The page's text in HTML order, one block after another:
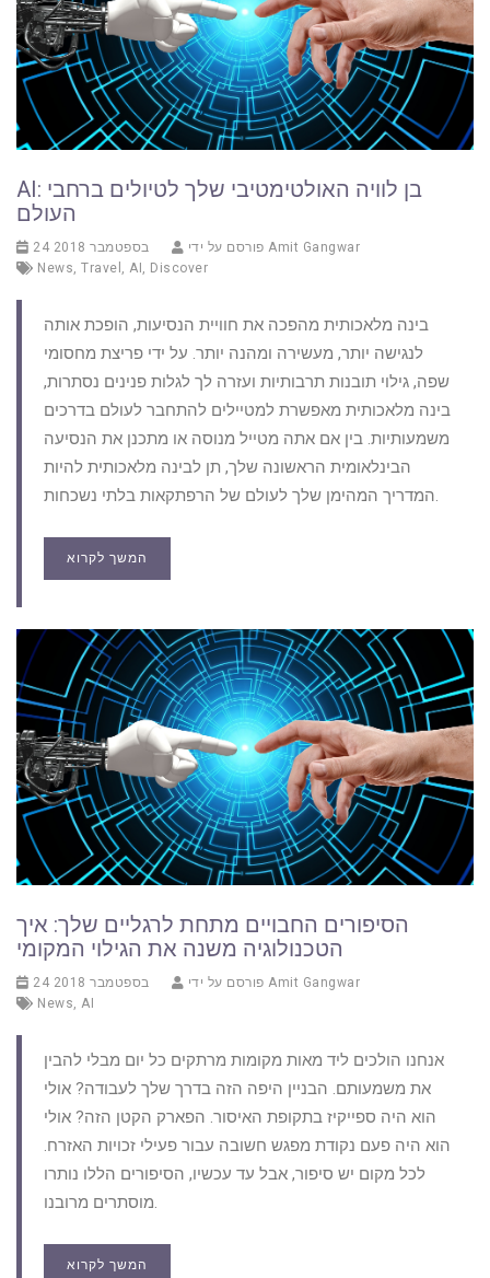
AI: בן לוויה האולטימטיבי שלך לטיולים ברחבי
העולם
24 בספטמבר 2018
Amit Gangwar
News Travel AI Discover
בינה מלאכותית מהפכה את חוויית הנסיעות, הופכת אותה
לנגישה יותר, מעשירה ומהנה יותר. על ידי פריצת מחסומי
שפה, גילוי תובנות תרבותיות ועזרה לך לגלות פנינים נסתרות,
בינה מלאכותית מאפשרת למטיילים להתחבר לעולם בדרכים
משמעותיות. בין אם אתה מטייל מנוסה או מתכנן את הנסיעה
הבינלאומית הראשונה שלך, תן לבינה מלאכותית להיות
המדריך המהימן שלך לעולם של הרפתקאות בלתי נשכחות.
המשך לקרוא
הסיפורים החבויים מתחת לרגליים שלך: איך
הטכנולוגיה משנה את הגילוי המקומי
24 בספטמבר 2018
Amit Gangwar
News, AI
אנחנו הולכים ליד מאות מקומות מרתקים כל יום מבלי להבין
את משמעותם. הבניין היפה הזה בדרך שלך לעבודה? אולי
הוא היה ספייקיז בתקופת האיסור. הפארק הקטן הזה? אולי
הוא היה פעם נקודת מפגש חשובה עבור פעילי זכויות האזרח.
לכל מקום יש סיפור, אבל עד עכשיו, הסיפורים הללו נותרו
מוסתרים מרובנו.
המשך לקרוא